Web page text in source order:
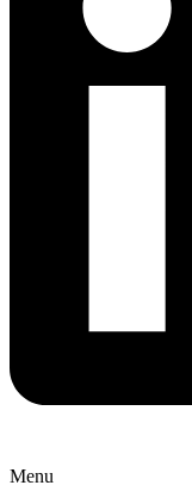
Menu